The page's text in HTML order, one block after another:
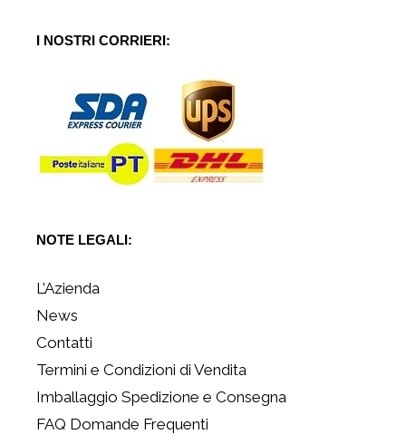
I NOSTRI CORRIERI:
NOTE LEGALI:
L’Azienda
News
Contatti
Termini e Condizioni di Vendita
Imballaggio Spedizione e Consegna
FAQ Domande Frequenti